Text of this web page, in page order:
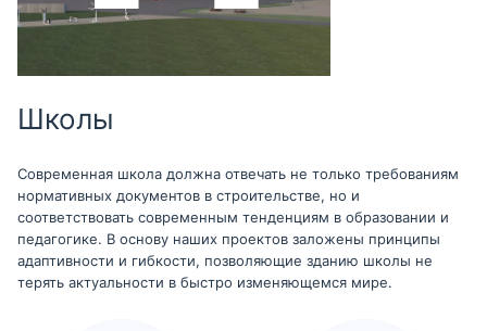
Школы
Современная школа должна отвечать не только требованиям
нормативных документов в строительстве, но и
соответствовать современным тенденциям в образовании и
педагогике. В основу наших проектов заложены принципы
адаптивности и гибкости, позволяющие зданию школы не
терять актуальности в быстро изменяющемся мире.